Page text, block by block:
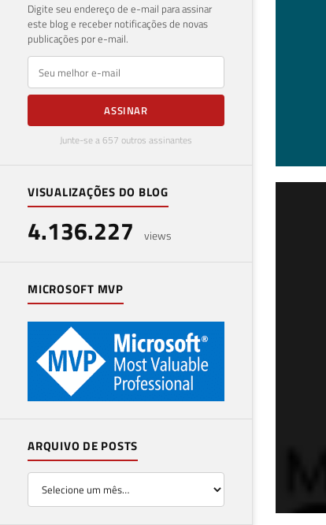
Digite seu endereço de e-mail para assinar
este blog e receber notificações de novas
publicações por e-mail.
E-mail
ASSINAR
Junte-se a 657 outros assinantes
VISUALIZAÇÕES DO BLOG
4.136.227 views
MICROSOFT MVP
ARQUIVO DE POSTS